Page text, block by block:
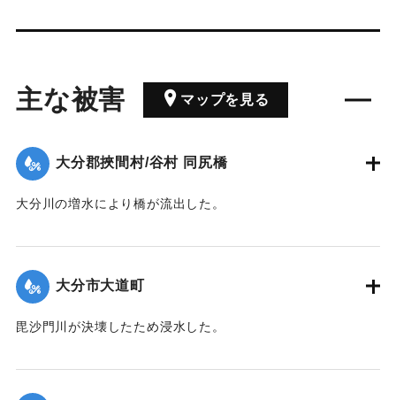
主な被害 マップを見る
大分郡挾間村/谷村 同尻橋
大分川の増水により橋が流出した。
｜固有コード:00343004
大分市大道町
毘沙門川が決壊したため浸水した。
｜固有コード:00343001